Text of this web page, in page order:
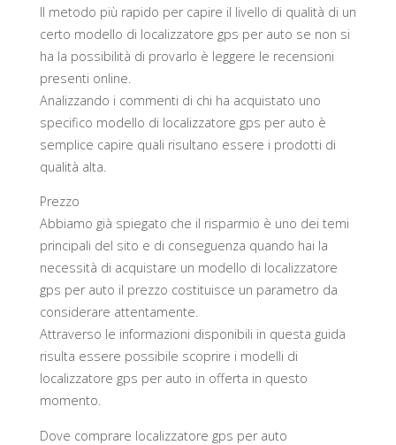
Il metodo più rapido per capire il livello di qualità di un
certo modello di localizzatore gps per auto se non si
ha la possibilità di provarlo è leggere le recensioni
presenti online.
Analizzando i commenti di chi ha acquistato uno
specifico modello di localizzatore gps per auto è
semplice capire quali risultano essere i prodotti di
qualità alta.
Prezzo
Abbiamo già spiegato che il risparmio è uno dei temi
principali del sito e di conseguenza quando hai la
necessità di acquistare un modello di localizzatore
gps per auto il prezzo costituisce un parametro da
considerare attentamente.
Attraverso le informazioni disponibili in questa guida
risulta essere possibile scoprire i modelli di
localizzatore gps per auto in offerta in questo
momento.
Dove comprare localizzatore gps per auto